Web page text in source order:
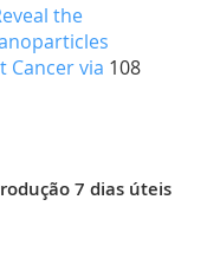
the
Cancer via 108
7 dias úteis